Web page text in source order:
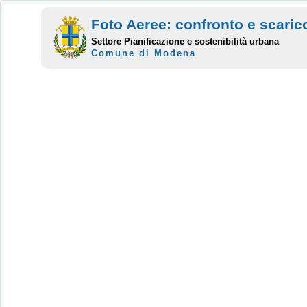
Foto Aeree: confronto e
Settore Pianificazione e sostenibilità urbana
Comune di Modena